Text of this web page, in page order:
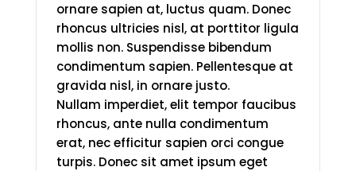
ornare sapien at, luctus quam. Donec
rhoncus ultricies nisl, at porttitor ligula
mollis non. Suspendisse bibendum
condimentum sapien. Pellentesque at
gravida nisl, in ornare justo.
Nullam imperdiet, elit tempor faucibus
rhoncus, ante nulla condimentum
erat, nec efficitur sapien orci congue
turpis. Donec sit amet ipsum eget